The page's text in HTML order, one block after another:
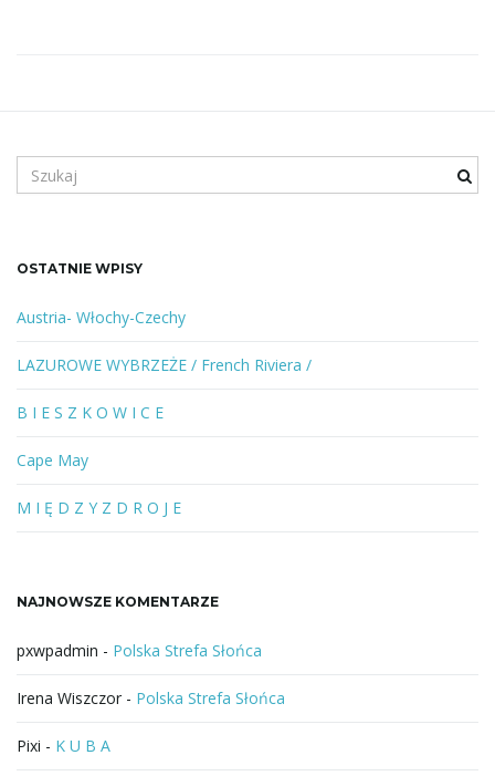
z
a
e
s
ł
o
w
o
l
u
b
f
z
OSTATNIE WPISY
Austria- Włochy-Czechy
LAZUROWE WYBRZEŻE / French Riviera /
B I E S Z K O W I C E
Cape May
M I Ę D Z Y Z D R O J E
NAJNOWSZE KOMENTARZE
pxwpadmin - Polska Strefa Słońca
Irena Wiszczor - Polska Strefa Słońca
Pixi - K U B A